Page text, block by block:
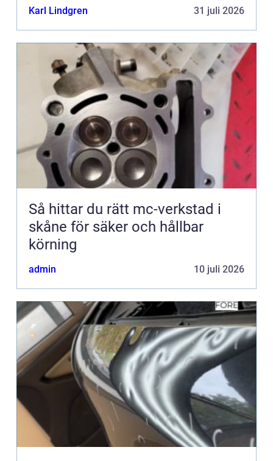
Karl Lindgren 31 juli 2026
Så hittar du rätt mc-verkstad i
skåne för säker och hållbar
körning
admin 10 juli 2026